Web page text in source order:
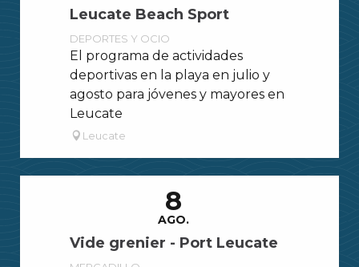
Leucate Beach Sport
DEPORTES Y OCIO
El programa de actividades
deportivas en la playa en julio y
agosto para jóvenes y mayores en
Leucate
Leucate
8
AGO.
Vide grenier - Port Leucate